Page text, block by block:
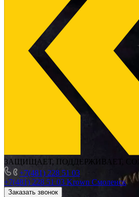
ЗАЩИЩАЕТ, ПОДДЕРЖИВАЕТ,
+7(481) 228 51 03
+7(481) 228 51 03 Krown Смоленск
Заказать звонок